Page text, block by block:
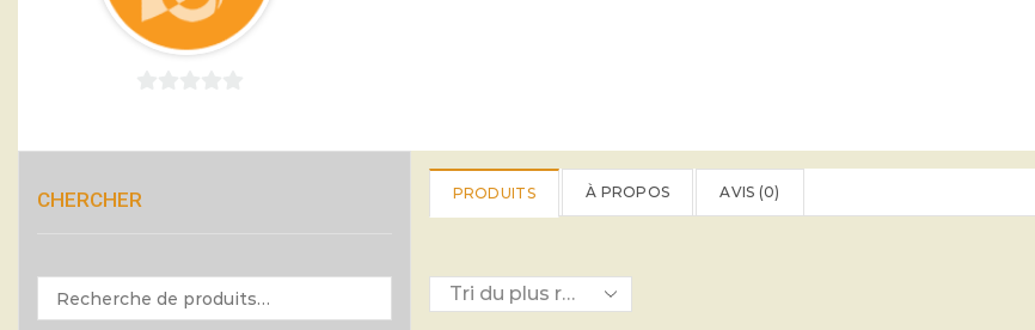
PRODUITS À PROPOS AVIS (0)
CHERCHER